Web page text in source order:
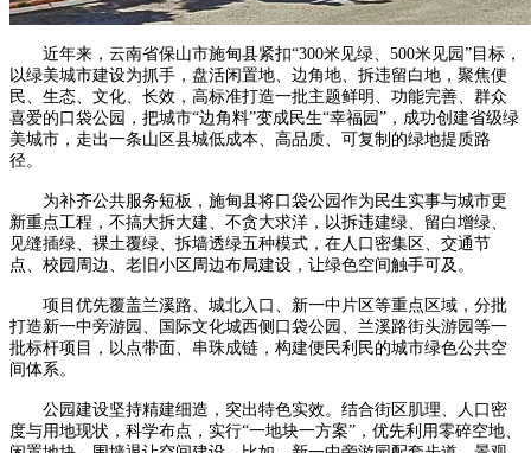
近年来，云南省保山市施甸县紧扣“300米见绿、500米见园”目标，
以绿美城市建设为抓手，盘活闲置地、边角地、拆违留白地，聚焦便
民、生态、文化、长效，高标准打造一批主题鲜明、功能完善、群众
喜爱的口袋公园，把城市“边角料”变成民生“幸福园”，成功创建省级绿
美城市，走出一条山区县城低成本、高品质、可复制的绿地提质路
径。
为补齐公共服务短板，施甸县将口袋公园作为民生实事与城市更
新重点工程，不搞大拆大建、不贪大求洋，以拆违建绿、留白增绿、
见缝插绿、裸土覆绿、拆墙透绿五种模式，在人口密集区、交通节
点、校园周边、老旧小区周边布局建设，让绿色空间触手可及。
项目优先覆盖兰溪路、城北入口、新一中片区等重点区域，分批
打造新一中旁游园、国际文化城西侧口袋公园、兰溪路街头游园等一
批标杆项目，以点带面、串珠成链，构建便民利民的城市绿色公共空
间体系。
公园建设坚持精建细造，突出特色实效。结合街区肌理、人口密
度与用地现状，科学布点，实行“一地块一方案”，优先利用零碎空地、